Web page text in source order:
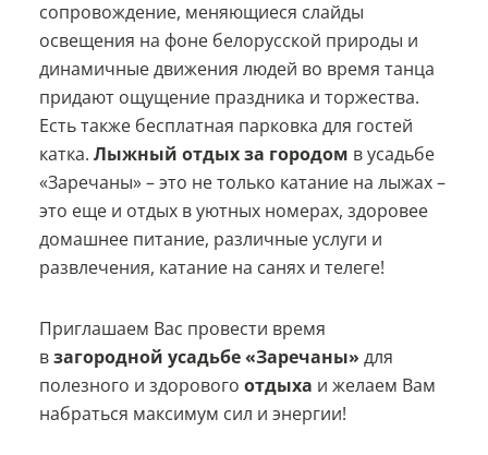
сопровождение, меняющиеся слайды
освещения на фоне белорусской природы и
динамичные движения людей во время танца
придают ощущение праздника и торжества.
Есть также бесплатная парковка для гостей
катка. Лыжный отдых за городом в усадьбе
«Заречаны» – это не только катание на лыжах –
это еще и отдых в уютных номерах, здоровее
домашнее питание, различные услуги и
развлечения, катание на санях и телеге!
Приглашаем Вас провести время
взагородной усадьбе «Заречаны» для
полезного и здорового отдыха и желаем Вам
набраться максимум сил и энергии!